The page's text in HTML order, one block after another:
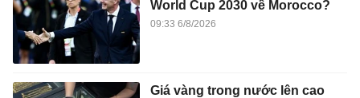
World Cup 2030 về Morocco?
09:33 6/8/2026
Giá vàng trong nước lên cao